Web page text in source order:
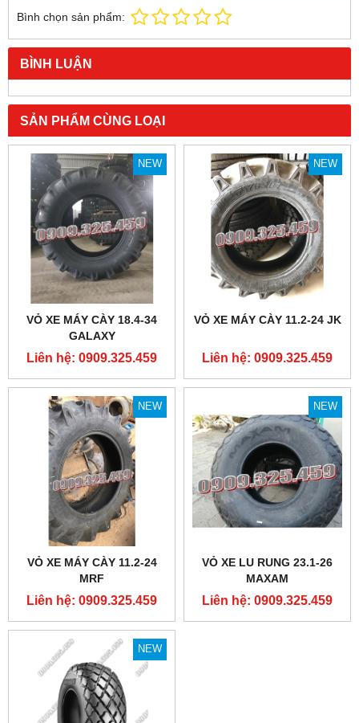
Bình chọn sản phẩm:
BÌNH LUẬN
SẢN PHẨM CÙNG LOẠI
NEW
VỎ XE MÁY CÀY 18.4-34
GALAXY
Liên hệ: 0909.325.459
NEW
VỎ XE MÁY CÀY 11.2-24 JK
Liên hệ: 0909.325.459
NEW
VỎ XE MÁY CÀY 11.2-24
MRF
Liên hệ: 0909.325.459
NEW
VỎ XE LU RUNG 23.1-26
MAXAM
Liên hệ: 0909.325.459
NEW